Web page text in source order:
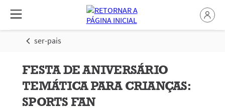
ser-pais
FESTA DE ANIVERSÁRIO
TEMÁTICA PARA CRIANÇAS:
SPORTS FAN